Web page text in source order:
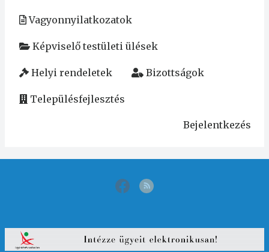
Vagyonnyilatkozatok
Képviselő testületi ülések
Helyi rendeletek Bizottságok
Településfejlesztés
Bejelentkezés